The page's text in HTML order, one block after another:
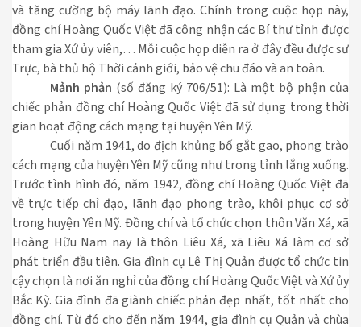
và tăng cường bộ máy lãnh đạo. Chính trong cuộc họp này,
đồng chí Hoàng Quốc Việt đã công nhận các Bí thư tỉnh được
tham gia Xứ ủy viên,… Mỗi cuộc họp diễn ra ở đây đều được sư
Trực, bà thủ hộ Thời cảnh giới, bảo vệ chu đáo và an toàn.
Mảnh phản (số đăng ký 706/51): Là một bộ phận của
chiếc phản đồng chí Hoàng Quốc Việt đã sử dụng trong thời
gian hoạt động cách mạng tại huyện Yên Mỹ.
Cuối năm 1941, do địch khủng bố gắt gao, phong trào
cách mạng của huyện Yên Mỹ cũng như trong tỉnh lắng xuống.
Trước tình hình đó, năm 1942, đồng chí Hoàng Quốc Việt đã
về trực tiếp chỉ đạo, lãnh đạo phong trào, khôi phục cơ sở
trong huyện Yên Mỹ. Đồng chí và tổ chức chọn thôn Văn Xá, xã
Hoàng Hữu Nam nay là thôn Liêu Xá, xã Liêu Xá làm cơ sở
phát triển đầu tiên. Gia đình cụ Lê Thị Quản được tổ chức tin
cậy chọn là nơi ăn nghỉ của đồng chí Hoàng Quốc Việt và Xứ ủy
Bắc Kỳ. Gia đình đã giành chiếc phản đẹp nhất, tốt nhất cho
đồng chí. Từ đó cho đến năm 1944, gia đình cụ Quản và chùa